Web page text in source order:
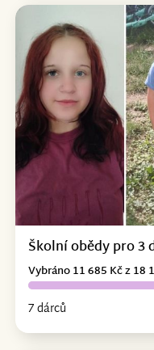
Školní obědy pro 3
7 dárců
Vybráno 11 685 Kč z 18